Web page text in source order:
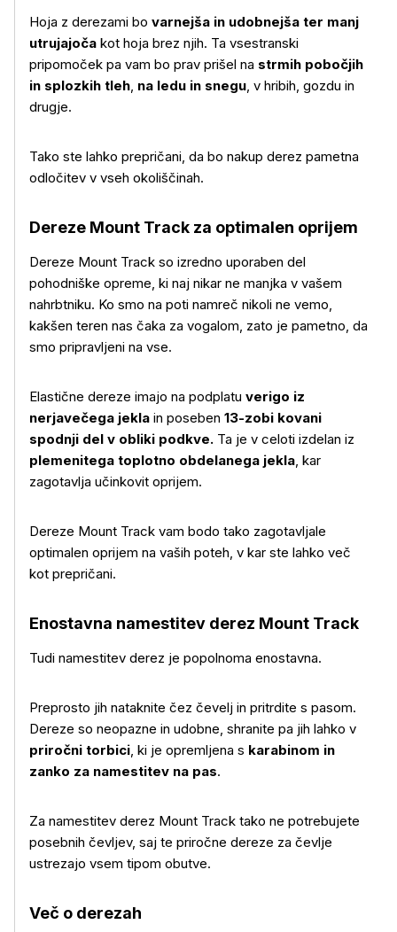
Več o izdelku
Hoja z derezami bo varnejša in udobnejša ter manj
utrujajoča kot hoja brez njih. Ta vsestranski
pripomoček pa vam bo prav prišel na strmih pobočjih
in splozkih tleh, na ledu in snegu, v hribih, gozdu in
drugje.
Tako ste lahko prepričani, da bo nakup derez pametna
odločitev v vseh okoliščinah.
Dereze Mount Track za optimalen oprijem
Dereze Mount Track so izredno uporaben del
pohodniške opreme, ki naj nikar ne manjka v vašem
nahrbtniku. Ko smo na poti namreč nikoli ne vemo,
kakšen teren nas čaka za vogalom, zato je pametno, da
smo pripravljeni na vse.
Elastične dereze imajo na podplatu verigo iz
nerjavečega jekla in poseben 13-zobi kovani
spodnji del v obliki podkve. Ta je v celoti izdelan iz
plemenitega toplotno obdelanega jekla, kar
zagotavlja učinkovit oprijem.
Dereze Mount Track vam bodo tako zagotavljale
optimalen oprijem na vaših poteh, v kar ste lahko več
kot prepričani.
Enostavna namestitev derez Mount Track
Tudi namestitev derez je popolnoma enostavna.
Preprosto jih nataknite čez čevelj in pritrdite s pasom.
Dereze so neopazne in udobne, shranite pa jih lahko v
priročni torbici, ki je opremljena s karabinom in
zanko za namestitev na pas.
Za namestitev derez Mount Track tako ne potrebujete
posebnih čevljev, saj te priročne dereze za čevlje
ustrezajo vsem tipom obutve.
Več o derezah